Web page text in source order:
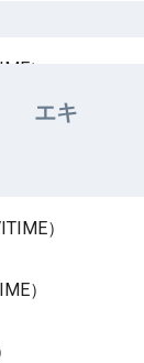
）
エキ
）
）